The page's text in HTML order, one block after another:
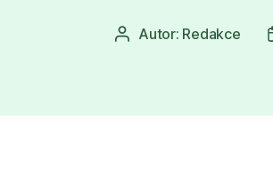
AutorAutor: Redakce